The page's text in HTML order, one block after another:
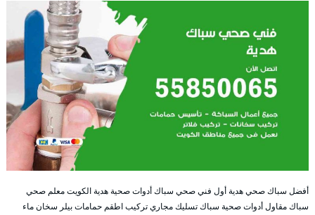
أفضل سباك صحي هدية أول فني صحي سباك أدوات صحية هدية الكويت معلم صحي
سباك مقاول أدوات صحية سباك تسليك مجاري تركيب اطقم حمامات بيلر سخان ماء